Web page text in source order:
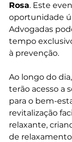
Rosa. Este
oportunidade
Advogadas
tempo
à prevenção.
Ao longo do
terão acesso a
para o bem-
revitalização
relaxante,
de